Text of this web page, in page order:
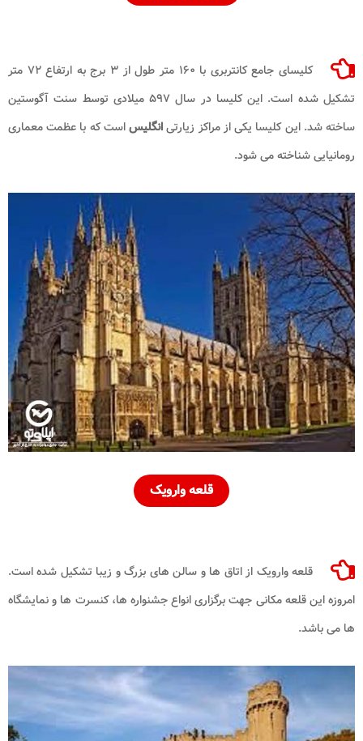
کلیسای جامع کانتربری با ۱۶۰ متر طول از ۳ برج به ارتفاع ۷۲ متر
تشکیل شده است. این کلیسا در سال ۵۹۷ میلادی توسط سنت آگوستین
ساخته شد. این کلیسا یکی از مراکز زیارتیانگلیساست که با عظمت معماری
رومانیایی شناخته می شود.
قلعه وارویک
قلعه وارویک از اتاق‌ ها و سالن ‌های بزرگ و زیبا تشکیل شده است.
امروزه این قلعه مکانی جهت برگزاری انواع جشنواره‌ ها، کنسرت ‌ها و نمایشگاه
‌ها می باشد.